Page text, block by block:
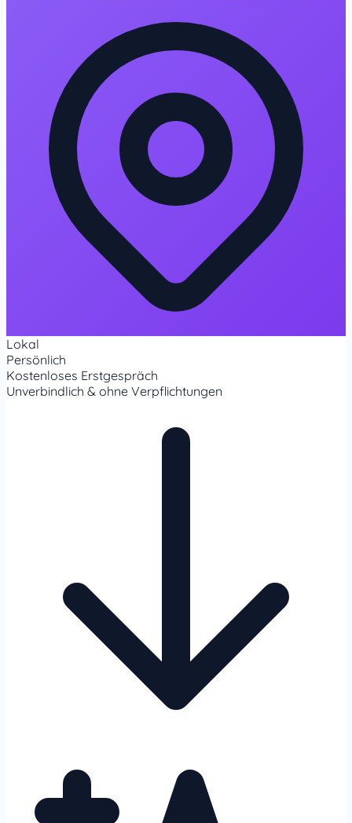
Lokal
Persönlich
Kostenloses Erstgespräch
Unverbindlich & ohne Verpflichtungen